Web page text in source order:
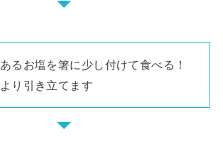
るお塩を箸に少し付けて食べる！
り引き立てます